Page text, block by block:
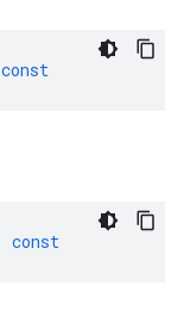
const
const